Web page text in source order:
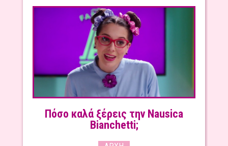
Πόσο καλά ξέρεις την Nausica
Bianchetti;